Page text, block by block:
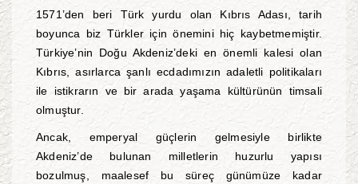
1571’den beri Türk yurdu olan Kıbrıs Adası, tarih
boyunca biz Türkler için önemini hiç kaybetmemiştir.
Türkiye’nin Doğu Akdeniz’deki en önemli kalesi olan
Kıbrıs, asırlarca şanlı ecdadımızın adaletli politikaları
ile istikrarın ve bir arada yaşama kültürünün timsali
olmuştur.
Ancak, emperyal güçlerin gelmesiyle birlikte
Akdeniz’de bulunan milletlerin huzurlu yapısı
bozulmuş, maalesef bu süreç günümüze kadar